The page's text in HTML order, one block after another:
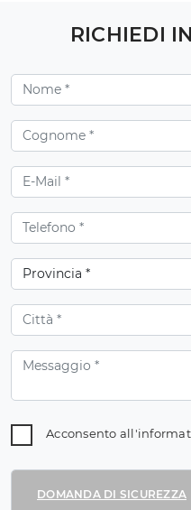
RICHIEDI
Acconsento
DOMANDA DI SICUREZZA